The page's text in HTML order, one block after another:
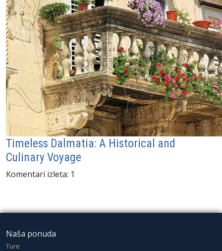
Timeless Dalmatia: A Historical and
Culinary Voyage
Komentari izleta: 1
Naša ponuda
Ture